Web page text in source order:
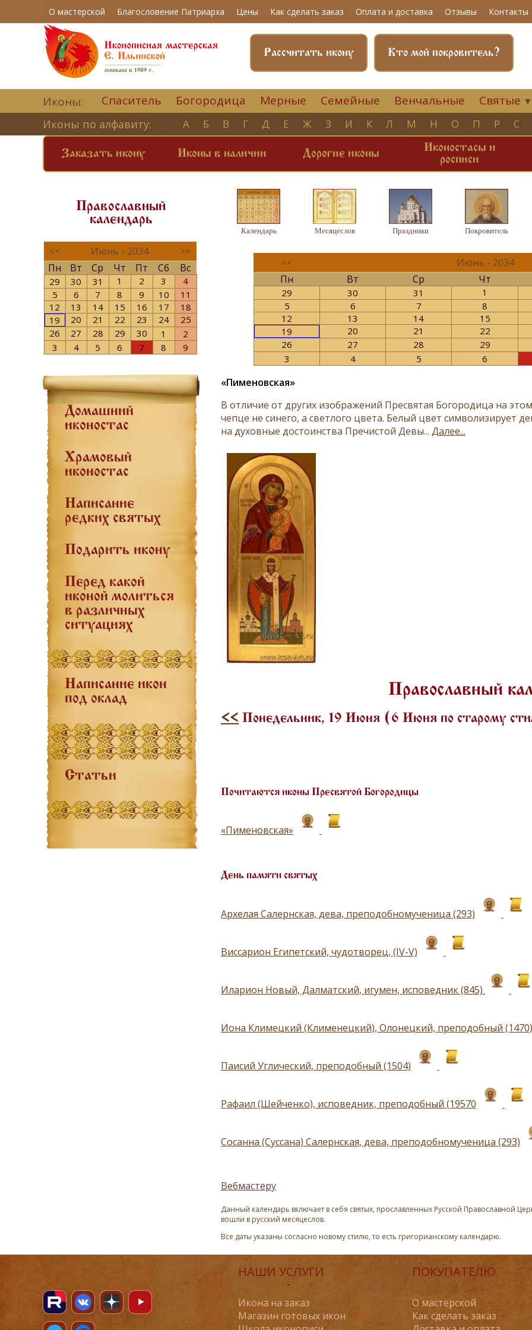
О мастерской Благословение Патриарха Цены Как сделать заказ Оплата и доставка Отзывы Контакты
Кто мой покровитель?
Рассчитать икону
Иконы: Спаситель Богородица Мерные Семейные Венчальные Святые ▼
Иконы по алфавиту: А Б В Г Д Е Ж З И К Л М Н О П Р С
Заказать икону Иконы в наличии Дорогие иконы
Иконостасы и
росписи
Православный
календарь
<< Июнь - 2034
>>
Пн
Вт Ср Чт Пт Сб Вс
29 30 31 1 2 3
4
5
6 7 8 9 10
11
12
13 14 15 16 17
18
19
20 21 22 23 24
25
26
27 28 29 30 1
2
3
4 5 6 7 8 9
Домашний
иконостас
Храмовый
иконостас
Написание
редких святых
Подарить икону
Перед какой
иконой молиться
в различных
ситуациях
Написание икон
под оклад
Статьи
Календарь Месяцеслов Праздники Покровитель
<<
Июнь - 2034
Пн
Вт Ср Чт
29 30 31
1
5
6 7
8
12
13 14
15
19
20 21
22
26
27 28
29
3
4 5 6
«Пименовская»
В отличие от других изображений Пресвятая Богородица на
чепце не синего, а светлого цвета. Белый цвет символизирует
на духовные достоинства Пречистой Девы... Далее...
Православный
<< Понедельник, 19 Июня (6 Июня по старому
Почитаются иконы Пресвятой Богородицы
«Пименовская»
День памяти святых
Архелая Салернская, дева, преподобномученица (293)
Виссарион Египетский, чудотворец, (IV-V)
Иларион Новый, Далматский, игумен, исповедник (845)
Иона Климецкий (Клименецкий), Олонецкий, преподобный (1470)
Паисий Углический, преподобный (1504)
Рафаил (Шейченко), исповедник, преподобный (19570
Сосанна (Суссана) Салернская, дева, преподобномученица (293)
Вебмастеру
Данный календарь включает в себя святых, прославленных Русской Православной
вошли в русский месяцеслов.
Все даты указаны согласно новому стилю, то есть григорианскому календарю.
НАШИ УСЛУГИ
Икона на заказ
Магазин готовых икон
ПОКУПАТЕЛЮ
О мастерской
Как сделать заказ